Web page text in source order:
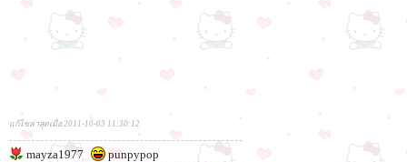
แก้ไขล่าสุดเมื่อ 2011-10-03 11:30:12
mayza1977
punpypop